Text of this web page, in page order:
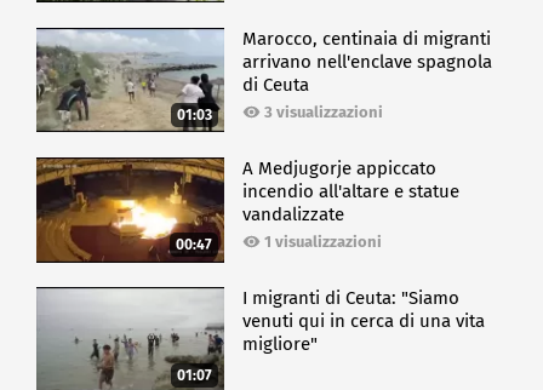
01:03
Marocco, centinaia di migranti
arrivano nell'enclave spagnola
di Ceuta
3 visualizzazioni
00:47
A Medjugorje appiccato
incendio all'altare e statue
vandalizzate
1 visualizzazioni
01:07
I migranti di Ceuta: "Siamo
venuti qui in cerca di una vita
migliore"